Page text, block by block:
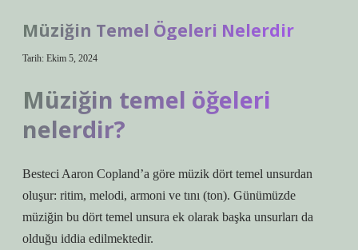
Müziğin Temel Ögeleri Nelerdir
Tarih: Ekim 5, 2024
Müziğin temel öğeleri
nelerdir?
Besteci Aaron Copland’a göre müzik dört temel unsurdan
oluşur: ritim, melodi, armoni ve tını (ton). Günümüzde
müziğin bu dört temel unsura ek olarak başka unsurları da
olduğu iddia edilmektedir.